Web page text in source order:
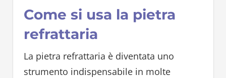
Come si usa la pietra
refrattaria
La pietra refrattaria è diventata uno
strumento indispensabile in molte